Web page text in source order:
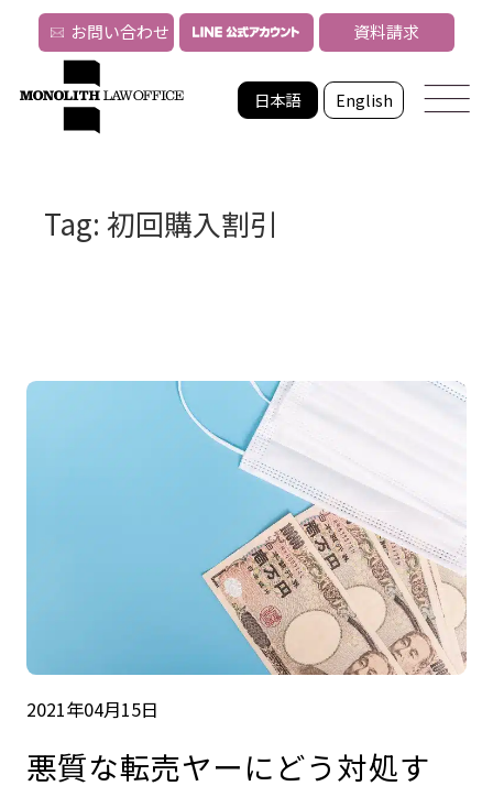
日本語 English
お問い合わせ 資料請求
Tag: 初回購入割引
2021年04月15日
悪質な転売ヤーにどう対処す